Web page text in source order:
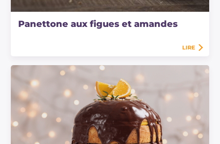
Panettone aux figues et amandes
LIRE